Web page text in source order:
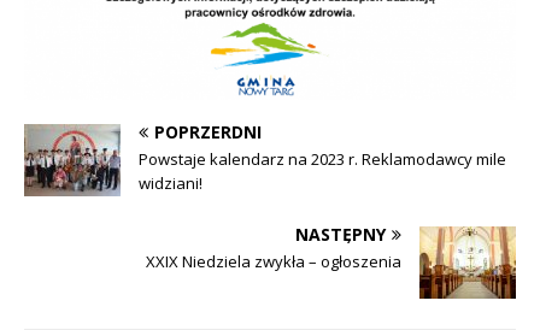
POPRZERDNI
Powstaje kalendarz na 2023 r. Reklamodawcy mile
widziani!
NASTĘPNY
XXIX Niedziela zwykła – ogłoszenia